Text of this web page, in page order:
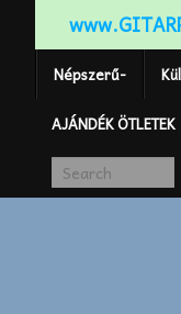
Népszerű-
AJÁNDÉK ÖTLETEK